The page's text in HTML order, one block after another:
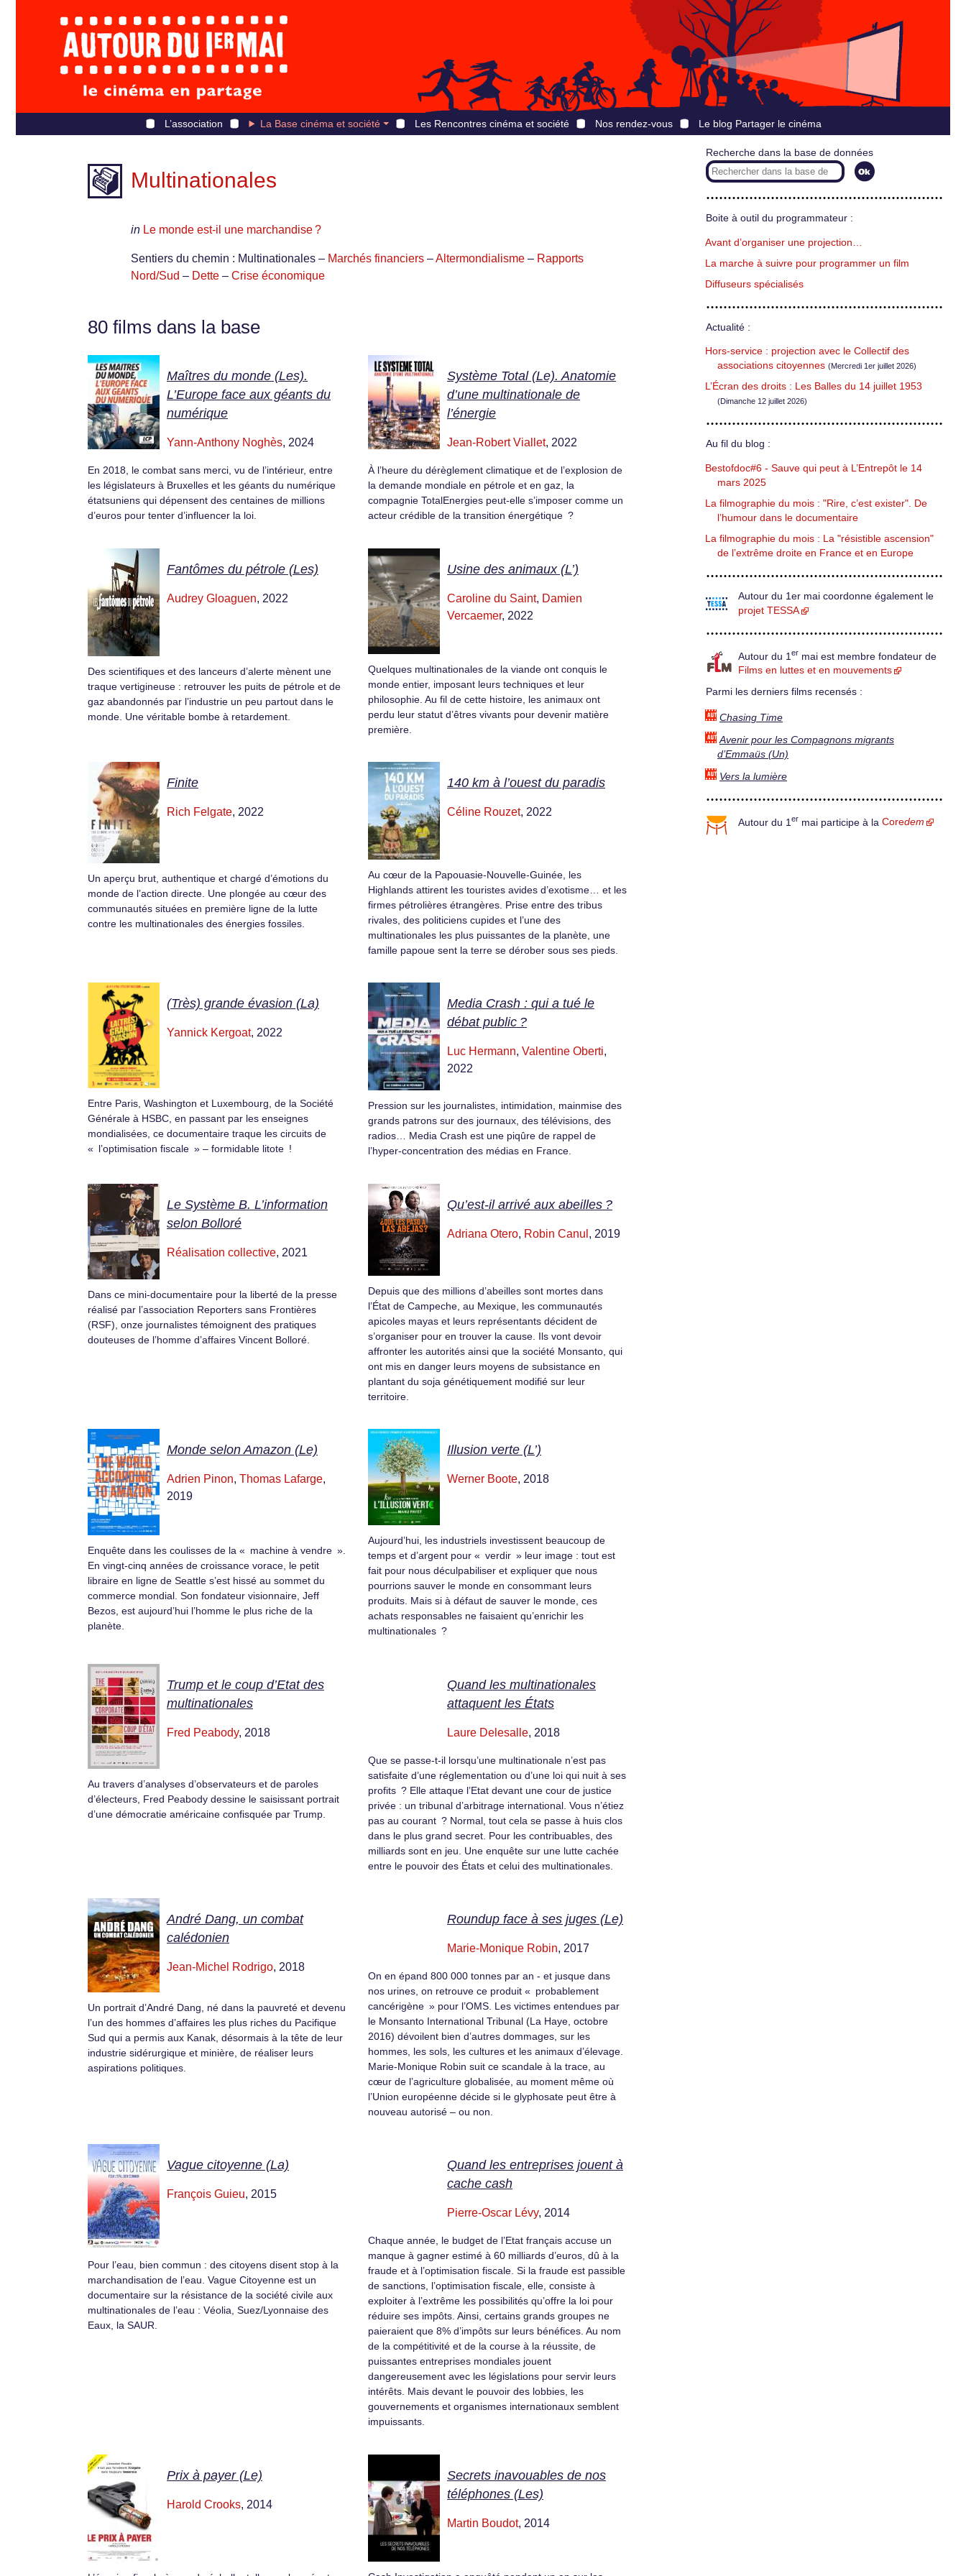
L’association La Base cinéma et société Les Rencontres cinéma et société Nos rendez-vous Le blog Partager le cinéma
Multinationales
in Le monde est-il une marchandise ?
Sentiers du chemin : Multinationales – Marchés financiers –Altermondialisme – Rapports
Nord/Sud – Dette – Crise économique
80 films dans la base
Maîtres du monde (Les).
L’Europe face aux géants du
numérique
Yann-Anthony Noghès, 2024
En 2018, le combat sans merci, vu de l’intérieur, entre
les législateurs à Bruxelles et les géants du numérique
étatsuniens qui dépensent des centaines de millions
d’euros pour tenter d’influencer la loi.
Système Total (Le). Anatomie
d’une multinationale de
l’énergie
Jean-Robert Viallet, 2022
À l’heure du dérèglement climatique et de l’explosion de
la demande mondiale en pétrole et en gaz, la
compagnie TotalEnergies peut-elle s’imposer comme un
acteur crédible de la transition énergétique ?
Fantômes du pétrole (Les)
Audrey Gloaguen, 2022
Des scientifiques et des lanceurs d’alerte mènent une
traque vertigineuse : retrouver les puits de pétrole et de
gaz abandonnés par l’industrie un peu partout dans le
monde. Une véritable bombe à retardement.
Usine des animaux (L’)
Caroline du Saint, Damien
Vercaemer, 2022
Quelques multinationales de la viande ont conquis le
monde entier, imposant leurs techniques et leur
philosophie. Au fil de cette histoire, les animaux ont
perdu leur statut d’êtres vivants pour devenir matière
première.
Finite
Rich Felgate, 2022
Un aperçu brut, authentique et chargé d’émotions du
monde de l’action directe. Une plongée au cœur des
communautés situées en première ligne de la lutte
contre les multinationales des énergies fossiles.
140 km à l’ouest du paradis
Céline Rouzet, 2022
Au cœur de la Papouasie-Nouvelle-Guinée, les
Highlands attirent les touristes avides d’exotisme… et les
firmes pétrolières étrangères. Prise entre des tribus
rivales, des politiciens cupides et l’une des
multinationales les plus puissantes de la planète, une
famille papoue sent la terre se dérober sous ses pieds.
(Très) grande évasion (La)
Yannick Kergoat, 2022
Entre Paris, Washington et Luxembourg, de la Société
Générale à HSBC, en passant par les enseignes
mondialisées, ce documentaire traque les circuits de
« l’optimisation fiscale » – formidable litote !
Media Crash : qui a tué le
débat public ?
Luc Hermann, Valentine Oberti,
2022
Pression sur les journalistes, intimidation, mainmise des
grands patrons sur des journaux, des télévisions, des
radios… Media Crash est une piqûre de rappel de
l’hyper-concentration des médias en France.
Le Système B. L’information
selon Bolloré
Réalisation collective, 2021
Dans ce mini-documentaire pour la liberté de la presse
réalisé par l’association Reporters sans Frontières
(RSF), onze journalistes témoignent des pratiques
douteuses de l’homme d’affaires Vincent Bolloré.
Qu’est-il arrivé aux abeilles ?
Adriana Otero, Robin Canul , 2019
Depuis que des millions d’abeilles sont mortes dans
l’État de Campeche, au Mexique, les communautés
apicoles mayas et leurs représentants décident de
s’organiser pour en trouver la cause. Ils vont devoir
affronter les autorités ainsi que la société Monsanto, qui
ont mis en danger leurs moyens de subsistance en
plantant du soja génétiquement modifié sur leur
territoire.
Monde selon Amazon (Le)
Adrien Pinon, Thomas Lafarge,
2019
Enquête dans les coulisses de la « machine à vendre ».
En vingt-cinq années de croissance vorace, le petit
libraire en ligne de Seattle s’est hissé au sommet du
commerce mondial. Son fondateur visionnaire, Jeff
Bezos, est aujourd’hui l’homme le plus riche de la
planète.
Illusion verte (L’)
Werner Boote, 2018
Aujourd’hui, les industriels investissent beaucoup de
temps et d’argent pour « verdir » leur image : tout est
fait pour nous déculpabiliser et expliquer que nous
pourrions sauver le monde en consommant leurs
produits. Mais si à défaut de sauver le monde, ces
achats responsables ne faisaient qu’enrichir les
multinationales ?
Trump et le coup d’Etat des
multinationales
Fred Peabody, 2018
Au travers d’analyses d’observateurs et de paroles
d’électeurs, Fred Peabody dessine le saisissant portrait
d’une démocratie américaine confisquée par Trump.
Quand les multinationales
attaquent les États
Laure Delesalle, 2018
Que se passe-t-il lorsqu’une multinationale n’est pas
satisfaite d’une réglementation ou d’une loi qui nuit à ses
profits ? Elle attaque l’Etat devant une cour de justice
privée : un tribunal d’arbitrage international. Vous n’étiez
pas au courant ? Normal, tout cela se passe à huis clos
dans le plus grand secret. Pour les contribuables, des
milliards sont en jeu. Une enquête sur une lutte cachée
entre le pouvoir des États et celui des multinationales.
André Dang, un combat
calédonien
Jean-Michel Rodrigo, 2018
Un portrait d’André Dang, né dans la pauvreté et devenu
l’un des hommes d’affaires les plus riches du Pacifique
Sud qui a permis aux Kanak, désormais à la tête de leur
industrie sidérurgique et minière, de réaliser leurs
aspirations politiques.
Roundup face à ses juges (Le)
Marie-Monique Robin, 2017
On en épand 800 000 tonnes par an - et jusque dans
nos urines, on retrouve ce produit « probablement
cancérigène » pour l’OMS. Les victimes entendues par
le Monsanto International Tribunal (La Haye, octobre
2016) dévoilent bien d’autres dommages, sur les
hommes, les sols, les cultures et les animaux d’élevage.
Marie-Monique Robin suit ce scandale à la trace, au
cœur de l’agriculture globalisée, au moment même où
l’Union européenne décide si le glyphosate peut être à
nouveau autorisé – ou non.
Vague citoyenne (La)
François Guieu, 2015
Pour l’eau, bien commun : des citoyens disent stop à la
marchandisation de l’eau. Vague Citoyenne est un
documentaire sur la résistance de la société civile aux
multinationales de l’eau : Véolia, Suez/Lyonnaise des
Eaux, la SAUR.
Quand les entreprises jouent à
cache cash
Pierre-Oscar Lévy, 2014
Chaque année, le budget de l’Etat français accuse un
manque à gagner estimé à 60 milliards d’euros, dû à la
fraude et à l’optimisation fiscale. Si la fraude est passible
de sanctions, l’optimisation fiscale, elle, consiste à
exploiter à l’extrême les possibilités qu’offre la loi pour
réduire ses impôts. Ainsi, certains grands groupes ne
paieraient que 8% d’impôts sur leurs bénéfices. Au nom
de la compétitivité et de la course à la réussite, de
puissantes entreprises mondiales jouent
dangereusement avec les législations pour servir leurs
intérêts. Mais devant le pouvoir des lobbies, les
gouvernements et organismes internationaux semblent
impuissants.
Prix à payer (Le)
Harold Crooks, 2014
Secrets inavouables de nos
téléphones (Les)
Martin Boudot, 2014
Recherche dans la base de données
Boite à outil du programmateur :
Avant d’organiser une projection…
La marche à suivre pour programmer un film
Diffuseurs spécialisés
Actualité :
Hors-service : projection avec le Collectif des
associations citoyennes (Mercredi 1er juillet 2026)
L’Écran des droits : Les Balles du 14 juillet 1953
(Dimanche 12 juillet 2026)
Au fil du blog :
Bestofdoc#6 - Sauve qui peut à L’Entrepôt le 14
mars 2025
La filmographie du mois : "Rire, c’est exister". De
l’humour dans le documentaire
La filmographie du mois : La "résistible ascension"
de l’extrême droite en France et en Europe
Autour du 1er mai coordonne également le
projet TESSA
Autour du 1 er mai est membre fondateur de
Films en luttes et en mouvements
Parmi les derniers films recensés :
Chasing Time
Avenir pour les Compagnons migrants
d’Emmaüs (Un)
Vers la lumière
Autour du 1 er mai participe à la Coredem